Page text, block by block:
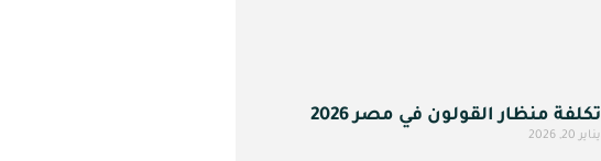
تكلفة منظار القولون في مصر 2026
يناير 20, 2026